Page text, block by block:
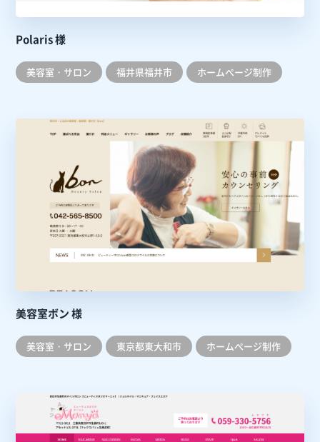
Polaris 様
美容室・サロン 福井県福井市 ホームぺージ制作
美容室ボン 様
美容室・サロン 東京都東大和市 ホームぺージ制作